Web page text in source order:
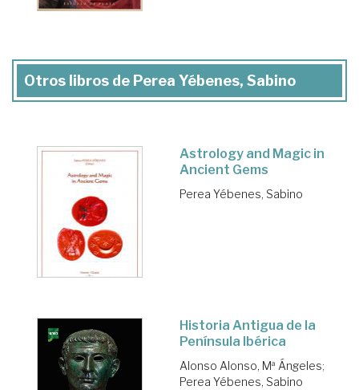
Otros libros de Perea Yébenes, Sabino
Astrology and Magic in
Ancient Gems
Perea Yébenes, Sabino
Historia Antigua de la
Península Ibérica
Alonso Alonso, Mª Ángeles;
Perea Yébenes, Sabino